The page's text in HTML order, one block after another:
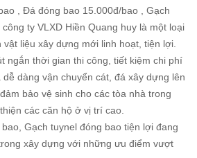
, Đá đóng bao 15.000đ/bao , Gạch
ty VLXD Hiền Quang huy là một loại
liệu xây dựng mới linh hoạt, tiện lợi.
ngắn thời gian thi công, tiết kiệm chi phí
dàng vận chuyển cát, đá xây dựng lên
bảo vệ sinh cho các tòa nhà trong
các căn hộ ở vị trí cao.
Gạch tuynel đóng bao tiện lợi đang
xây dựng với những ưu điểm vượt